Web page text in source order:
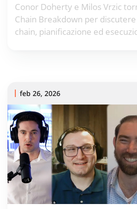
Conor Doherty e Milos Vrzic
Chain Breakdown per
chain, pianificazione ed
feb 26, 2026